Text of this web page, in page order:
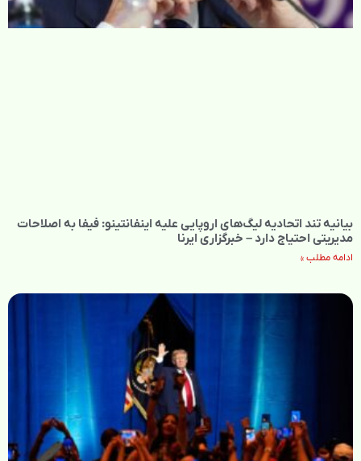
بیانیه تند اتحادیه لیگ‌های اروپایی علیه اینفانتینو: فیفا به اصلاحات
مدیریتی احتیاج دارد – خبرگزاری ایرنا
ادامه مطلب »